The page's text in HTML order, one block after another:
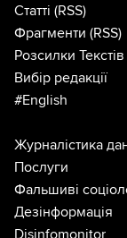
Статті (RSS)
Фрагменти (RSS)
Розсилки Текстів
Вибір редакції
#English
Журналістика
Послуги
Фальшиві
Дезінформація
Disinfomonitor